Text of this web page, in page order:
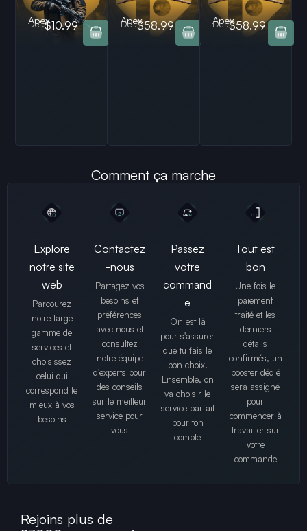
Apex
De :$10.99 Apex
De :$58.99 Apex
De :$58.99
Comment ça marche
Explore
notre site
web
Parcourez
notre large
gamme de
services et
choisissez
celui qui
correspond le
mieux à vos
besoins
Contactez
-nous
Partagez vos
besoins et
préférences
avec nous et
consultez
notre équipe
d'experts pour
des conseils
sur le meilleur
service pour
vous
Passez
votre
command
e
On est là
pour s'assurer
que tu fais le
bon choix.
Ensemble, on
va choisir le
service parfait
pour ton
compte
Tout est
bon
Une fois le
paiement
traité et les
derniers
détails
confirmés, un
booster dédié
sera assigné
pour
commencer à
travailler sur
votre
commande
Rejoins plus de